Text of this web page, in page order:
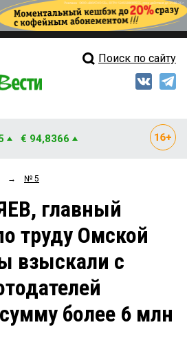
Свежий выпуск
Рейтинги
Блоги
Архив
Поиск по сайту
€ 94,8366
→ № 5
главный
труду Омской
взыскали с
более 6 млн